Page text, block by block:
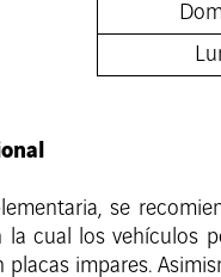
se
la cual los vehículos
placas impares.